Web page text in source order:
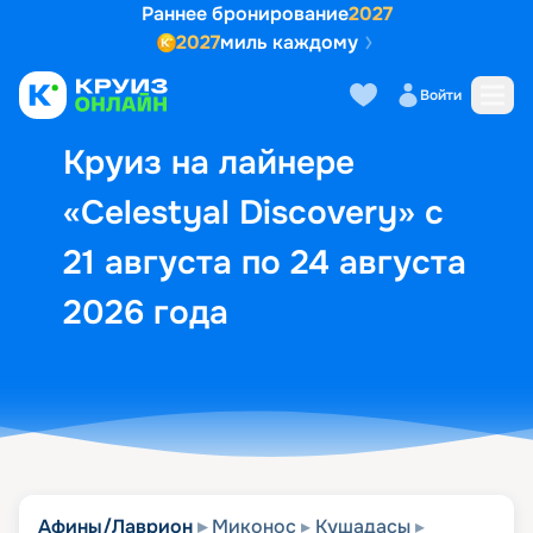
Раннее бронирование2027
2027миль каждому
Войти
Круиз на лайнере
«Celestyal Discovery» с
21 августа по 24 августа
2026 года
Выбор кают Маршрут и
Афины/Лаврион Миконос
Кушадасы